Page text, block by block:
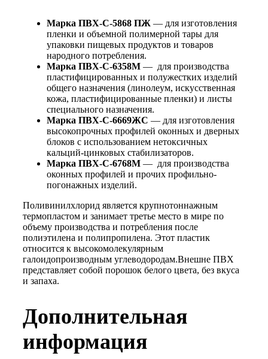
Марка ПВХ-С-5868 ПЖ — для изготовления
пленки и объемной полимерной тары для
упаковки пищевых продуктов и товаров
народного потребления.
Марка ПВХ-С-6358М — для производства
пластифицированных и полужестких изделий
общего назначения (линолеум, искусственная
кожа, пластифицированные пленки) и листы
специального назначения.
Марка ПВХ-С-6669ЖС — для изготовления
высокопрочных профилей оконных и дверных
блоков с использованием нетоксичных
кальций-цинковых стабилизаторов.
Марка ПВХ-С-6768М — для производства
оконных профилей и прочих профильно-
погонажных изделий.
Поливинилхлорид является крупнотоннажным
термопластом и занимает третье место в мире по
объему производства и потребления после
полиэтилена и полипропилена. Этот пластик
относится к высокомолекулярным
галоидопроизводным углеводородам.Внешне ПВХ
представляет собой порошок белого цвета, без вкуса
и запаха.
Дополнительная
информация